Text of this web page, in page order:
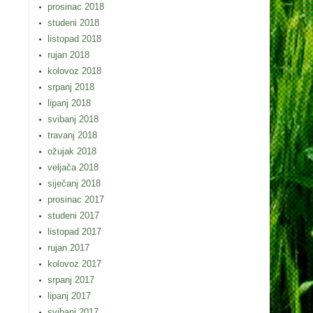
prosinac 2018
studeni 2018
listopad 2018
rujan 2018
kolovoz 2018
srpanj 2018
lipanj 2018
svibanj 2018
travanj 2018
ožujak 2018
veljača 2018
siječanj 2018
prosinac 2017
studeni 2017
listopad 2017
rujan 2017
kolovoz 2017
srpanj 2017
lipanj 2017